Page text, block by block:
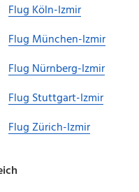
Flug Köln-Izmir
Flug München-Izmir
Flug Nürnberg-Izmir
Flug Stuttgart-Izmir
Flug Zürich-Izmir